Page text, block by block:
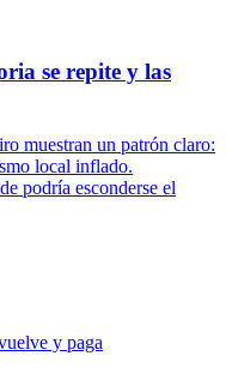
se repite y las
muestran un patrón claro:
local inflado.
podría esconderse el
y paga